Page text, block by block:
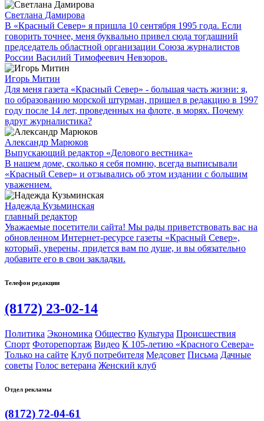
Светлана Дамирова
В «Красный Север» я пришла 10 сентября 1995 года. Если
говорить точнее, меня буквально привел сюда тогдашний
председатель областной организации Союза журналистов
России Василий Тимофеевич Невзоров.
Игорь Митин
Для меня газета «Красный Север» - большая часть жизни: я,
по образованию морской штурман, пришел в редакцию в 1997
году после 14 лет, проведенных на флоте, в морях. Почему
вдруг журналистика?
Александр Марюков
Выпускающий редактор «Делового вестника»
В нашем доме, сколько я себя помню, всегда выписывали
«Красный Север» и отзывались об этом издании с большим
уважением.
Надежда Кузьминская
главный редактор
Уважаемые посетители сайта! Мы рады приветствовать вас на
обновленном Интернет-ресурсе газеты «Красный Север»,
который, уверены, придется вам по душе, и вы обязательно
добавите его в свои закладки.
Телефон редакции
(8172) 23-02-14
Политика Экономика Общество Культура Происшествия
Спорт Фоторепортаж Видео К 105-летию «Красного Севера»
Только на сайте Клуб потребителя Медсовет Письма Дачные
советы Голос ветерана Женский клуб
Отдел рекламы
(8172) 72-04-61